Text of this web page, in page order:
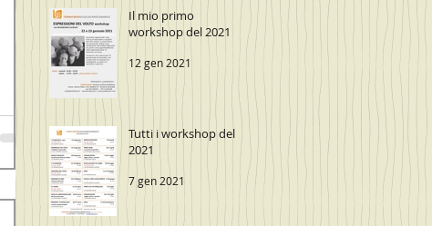
Il mio primo
workshop del 2021
12 gen 2021
Tutti i workshop del
2021
7 gen 2021